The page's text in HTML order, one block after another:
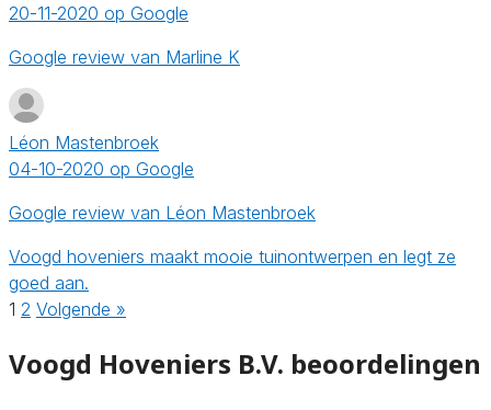
20-11-2020 op Google
Google review van Marline K
Léon Mastenbroek
04-10-2020 op Google
Google review van Léon Mastenbroek
Voogd hoveniers maakt mooie tuinontwerpen en legt ze
goed aan.
1 2 Volgende »
Voogd Hoveniers B.V. beoordelingen